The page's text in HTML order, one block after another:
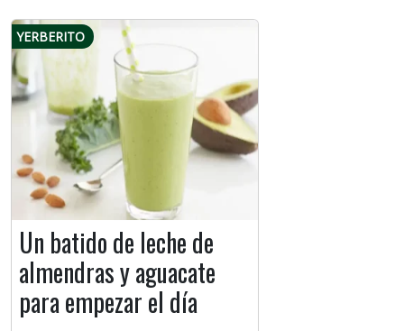
YERBERITO
Un batido de leche de
almendras y aguacate
para empezar el día